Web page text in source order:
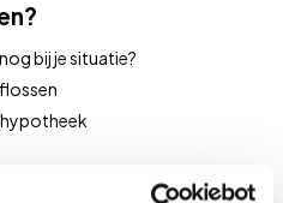
bij je situatie?